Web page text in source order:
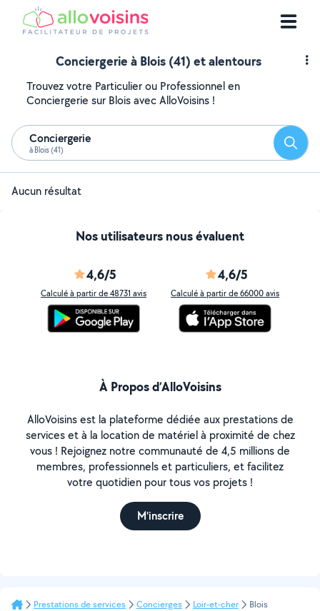
Conciergerie à Blois (41) et alentours
Trouvez votre Particulier ou Professionnel en
Conciergerie sur Blois avec AlloVoisins !
Conciergerie
à Blois (41)
Aucun résultat
Nos utilisateurs nous évaluent
4,6/5
Calculé à partir de 48731 avis
4,6/5
Calculé à partir de 66000 avis
À Propos d’AlloVoisins
AlloVoisins est la plateforme dédiée aux prestations de
services et à la location de matériel à proximité de chez
vous ! Rejoignez notre communauté de 4,5 millions de
membres, professionnels et particuliers, et facilitez
votre quotidien pour tous vos projets !
M'inscrire
Prestations de services Concierges Loir-et-cher Blois